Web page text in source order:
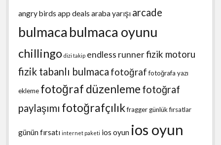
angry birds app deals araba yarışı arcade
bulmaca bulmaca oyunu
chillingo dizi takip endless runnerfizik motoru
fizik tabanlı bulmaca fotoğraf fotoğrafa yazı
ekleme fotoğraf düzenleme fotoğraf
paylaşımı fotoğrafçılıkfraggergünlük fırsatlar
günün fırsatı internet paketi ios oyun ios oyun